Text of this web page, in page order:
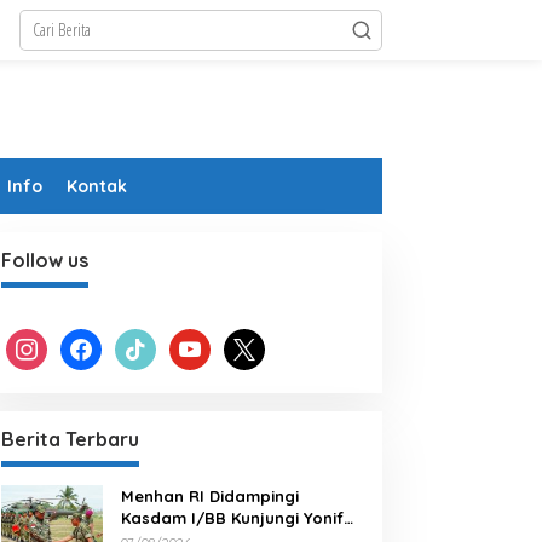
Info Kontak
Follow us
instagram facebook tiktok youtube x
Berita Terbaru
Menhan RI Didampingi
Kasdam I/BB Kunjungi Yonif